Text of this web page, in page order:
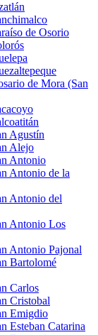
de Osorio
de Mora (San
Agustín
Alejo
Antonio
Antonio de la
Antonio del
Antonio Los
Antonio Pajonal
Bartolomé
Carlos
Cristobal
Emigdio
Esteban Catarina